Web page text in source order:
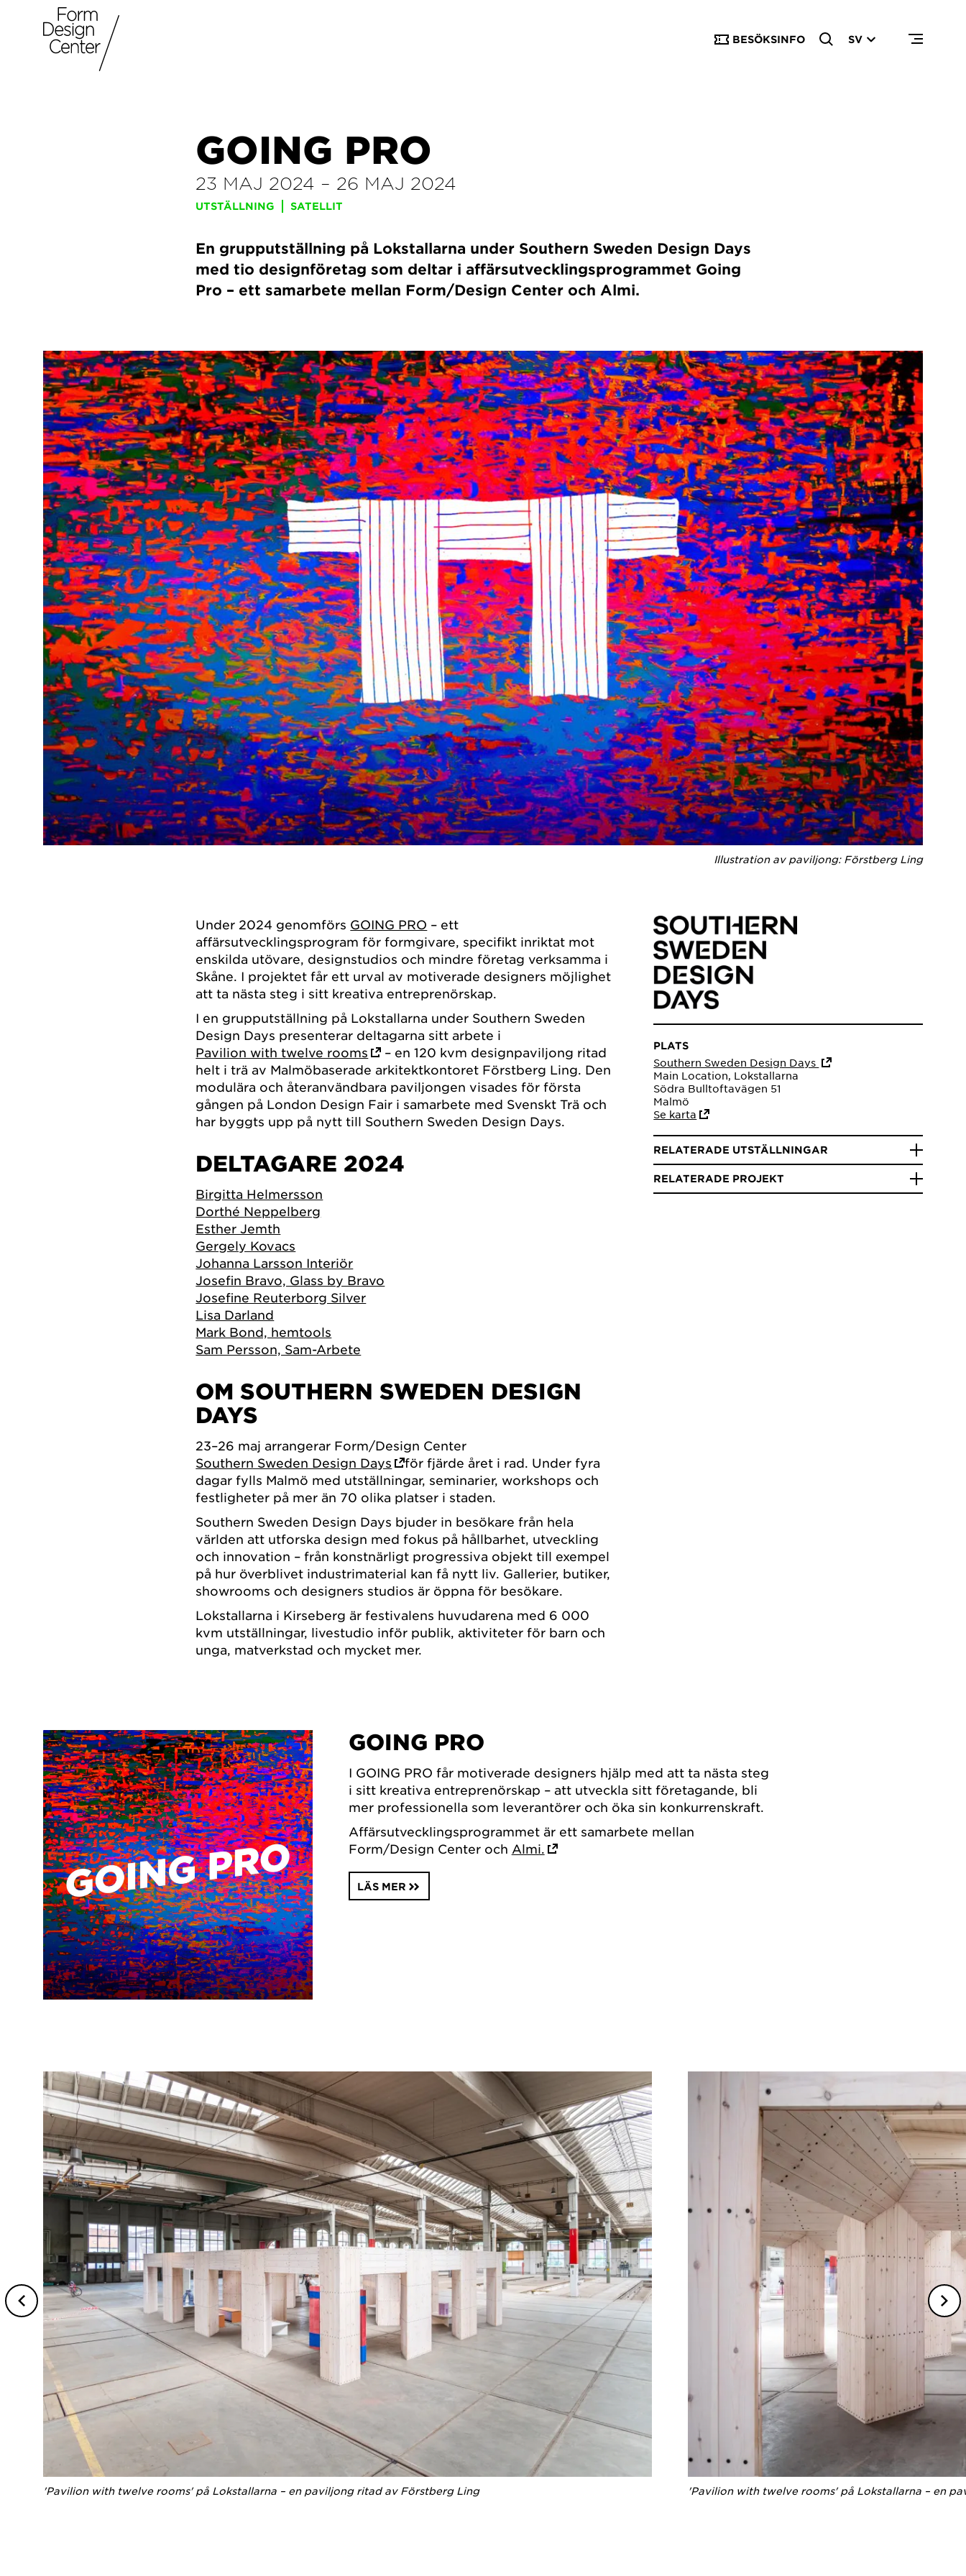
BESÖKSINFO SV
GOING PRO
23 MAJ 2024 – 26 MAJ 2024
UTSTÄLLNING SATELLIT
En grupputställning på Lokstallarna under Southern Sweden Design Days
med tio designföretag som deltar i affärsutvecklingsprogrammet Going
Pro – ett samarbete mellan Form/Design Center och Almi.
Illustration av paviljong: Förstberg Ling
Under 2024 genomförs GOING PRO – ett
affärsutvecklingsprogram för formgivare, specifikt inriktat mot
enskilda utövare, designstudios och mindre företag verksamma i
Skåne. I projektet får ett urval av motiverade designers möjlighet
att ta nästa steg i sitt kreativa entreprenörskap.
I en grupputställning på Lokstallarna under Southern Sweden
Design Days presenterar deltagarna sitt arbete i
Pavilion with twelve rooms
– en 120 kvm designpaviljong ritad
helt i trä av Malmöbaserade arkitektkontoret Förstberg Ling. Den
modulära och återanvändbara paviljongen visades för första
gången på London Design Fair i samarbete med Svenskt Trä och
har byggts upp på nytt till Southern Sweden Design Days.
DELTAGARE 2024
Birgitta Helmersson
Dorthé Neppelberg
Esther Jemth
Gergely Kovacs
Johanna Larsson Interiör
Josefin Bravo, Glass by Bravo
Josefine Reuterborg Silver
Lisa Darland
Mark Bond, hemtools
Sam Persson, Sam-Arbete
OM SOUTHERN SWEDEN DESIGN
DAYS
23–26 maj arrangerar Form/Design Center
Southern Sweden Design Days
för fjärde året i rad. Under fyra
dagar fylls Malmö med utställningar, seminarier, workshops och
festligheter på mer än 70 olika platser i staden.
Southern Sweden Design Days bjuder in besökare från hela
världen att utforska design med fokus på hållbarhet, utveckling
och innovation – från konstnärligt progressiva objekt till exempel
på hur överblivet industrimaterial kan få nytt liv. Gallerier, butiker,
showrooms och designers studios är öppna för besökare.
Lokstallarna i Kirseberg är festivalens huvudarena med 6 000
kvm utställningar, livestudio inför publik, aktiviteter för barn och
unga, matverkstad och mycket mer.
PLATS
Southern Sweden Design Days
Main Location, Lokstallarna
Södra Bulltoftavägen 51
Malmö
Se karta
RELATERADE UTSTÄLLNINGAR
RELATERADE PROJEKT
GOING PRO
I GOING PRO får motiverade designers hjälp med att ta nästa steg
i sitt kreativa entreprenörskap – att utveckla sitt företagande, bli
mer professionella som leverantörer och öka sin konkurrenskraft.
Affärsutvecklingsprogrammet är ett samarbete mellan
Form/Design Center och Almi.
LÄS MER
'Pavilion with twelve rooms' på Lokstallarna – en paviljong ritad av Förstberg Ling 'Pavilion with twelve rooms' på Lokstallarna – en